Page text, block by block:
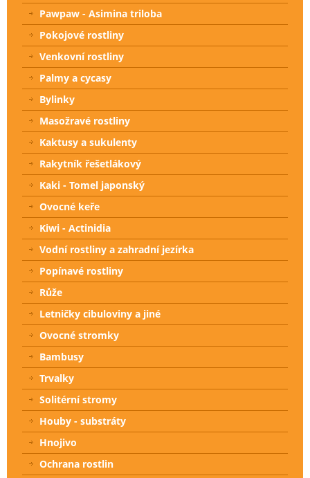
Pawpaw - Asimina triloba
Pokojové rostliny
Venkovní rostliny
Palmy a cycasy
Bylinky
Masožravé rostliny
Kaktusy a sukulenty
Rakytník řešetlákový
Kaki - Tomel japonský
Ovocné keře
Kiwi - Actinidia
Vodní rostliny a zahradní jezírka
Popínavé rostliny
Růže
Letničky cibuloviny a jiné
Ovocné stromky
Bambusy
Trvalky
Solitérní stromy
Houby - substráty
Hnojivo
Ochrana rostlin